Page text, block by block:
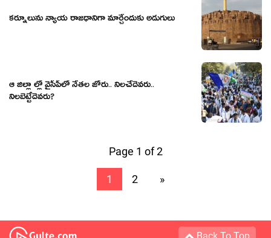
క‌ర్నూలును న్యాయ రాజ‌ధానిగా మార్చేందుకు అడుగులు
ఆ జిల్లా ల్లో వైసీపీలో నేత‌ల జోరు.. నిల‌చేదెవ‌రు..
నిల‌బెట్టేదెవ‌రు?
Page 1 of 2
1 2 »
Back To Top